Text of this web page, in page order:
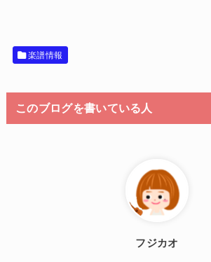
楽譜情報
このブログを書いている人
フジカオ